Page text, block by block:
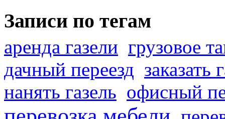
Записи по тегам
аренда газели грузовое
дачный переезд заказать
нанять газель офисный